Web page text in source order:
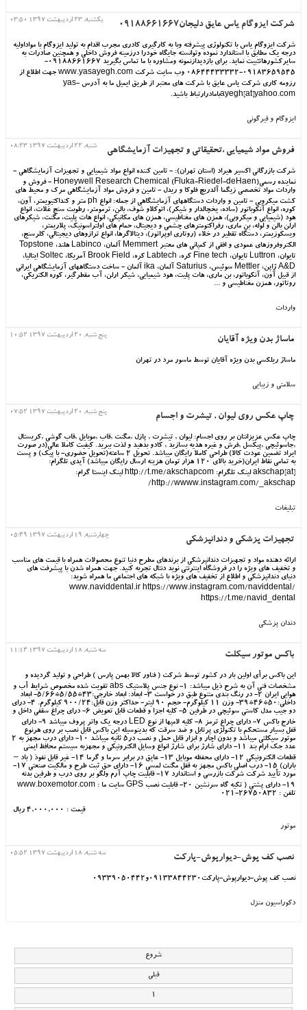
یکشنبه, 23 ارديبهشت 1397 03:50 شرکت ایزوگام یاس عایق دلیجان09188661667
شرکت ایزوگام یاس با تکنولوژی پیشرفته وبا به کارگیری کادری مجرب اقدام به تولید ایزوگام با مواداولیه
درجه یک مطابق با استاندارد نموده وتوانسته جایگاه خودرا درزمینه فروش داخلی و همچنین صادرات به
سایرکشورهاتثبیت نماید. برای بازدیدازنمونه ومشاوره با ما تماس بگیرید 09188661667-
09183659545-08644433332 وب سایت شرکت www.yasayegh.com جهت اطلاع از
رزومه کاری شرکت یاس عایق با شرکت های معتبر از طریق ایمیل ما به آدرس yas-
ayegh[at]yahoo.comبامادرارتباط باشید.
ایزوگام و قیرگونی
شنبه, 22 ارديبهشت 1397 08:23 فروش مواد شیمیایی ،تحقیقاتی و تجهیزات آزمایشگاهی
شرکت بازرگانی اکسیر هیراد (استان تهران): - تامین کننده انواع مواد شیمیایی و تجهیزات آزمایشگاهی -
نماینده رسمی(Honeywell Research Chemical (Fluka-Riedel-deHaen - فروش و
واردات مواد تخصصی زیگما آلدریچ فلوکا و ریدل - تامین و فروش مواد آزمایشگاهی مرک و محیط های
کشت میکروبی - تامین و واردات دستگاههای آزمایشگاهی از جمله: انواع ph متر و کنداکتیویمتر، آون،
کوره، انواع آنکوباتور (ساده، یخچالدار و شیکر)، اتوکلاو شوف، بالن، ترمومتر، رطوبت سنج غلات، انواع
هود (شیمیایی و میکروبی)، همزن های مغناطیسی، همزن های مکانیکی، انواع هات پلیت، مگنت، شیکرهای
ارلن بالن و لوله، بن ماری، رفراکتومترهای چشمی و دیجیتال، حمام های اولتراسونیک، پلاریمتر،
ویسکوزیمتر، دستگاه تقطیر در خلاء (روتاری اوپراتور)، دیتالاگرها، انواع ترازوهای دیجیتالی، کلرسنج،
الکتروفروزهای عمودی و افقی از کمپانی های معتبر Memmert آلمان، Labinco هلند، Topstone
تایوان، Luttron تایوان، Fine tech کره، Labtech کره، Brook Field آمریکا، Soltec ایتالیا،
A&D ژاپن، Mettler سوئیس، Saturius آلمان، ika ‌آلمان - ساخت دستگاههای آزمایشگاهی ایرانی
از قبیل آون، آنکوباتور، بن ماری، هات پلیت، هود شیمیایی، شیکر ارلن، آب مقطرگیر، کوره الکتریکی،
روتاتور، همزن مغناطیسی و ...
واردات
پنج شنبه, 20 ارديبهشت 1397 10:52 ماساژ بدن ویژه آقایان
ماساژ ریلکسی بدن ویژه آقایان توسط ماسور مرد در تهران
سلامتی و زیبایی
پنج شنبه, 20 ارديبهشت 1397 07:52 چاپ عکس روي ليوان , تيشرت و اجسام
چاپ عکس عزيزانتان بر روي اجسام: ليوان , تيشرت , پازل ,مگنت ,قاب ,موبايل ,قاب گوشي ,کريستال
,جاسوئيچي ,پيکسل ,فرش و غيره هديه بسازيد , کادو بدهيد و لذت ببريد. کيفيت کاملا عالي(در صورت
ايراد تضمين عودت کالا) طراحي کاملا رايگان ميباشد. تحويل 2 ساعته(تحويل حضوري- با پيک) و پست
به تمامي نقاط ايران(خريد بالاي 120 هزار تومان هزينه ارسال رايگان ميباشد) آيدي تلگرام:
[at]akschap لينک تلگرام: http://t.me/akschapcom لينک اينستا گرام:
http://wwww.instagram.com/_akschap/
تبلیغات
چهارشنبه, 19 ارديبهشت 1397 05:49 تجهیزات پزشکی و دندانپزشکی
ارائه دهنده مواد و تجهیزات دندانپرشکی از برندهای مطرح دنیا تنوع محصولات همراه با قیمت های مناسب
و تخفیف های ویژه را در فروشگاه اینترنتی نوید دنتال تجربه کنید. جهت همراه شدن با پیشرفت های
دنیای دندانپزشکی و اطلاع از تخفیف های ویژه با شبکه های اجتماعی ما همراه شوید:
www.naviddental.ir https://www.instagram.com/naviddental/
https://t.me/navid_dental
دندان پزشکی
سه شنبه, 18 ارديبهشت 1397 11:14 باکس موتور سیکلت
این باکس برأی اولین بار در کشور توسط شرکت ( فناور کالا بهمن پارس ) طراحی و تولید گردیده و
مشخصات فنی آن به شرح ذیل میباشد: ١- نوع جنس پلاستیک abs تقویت شده مخصوص شرایط أب و
هوایی ایران ٢- در رنگ بندی متنوع طبق در خواست ٣- ابعاد: ابعاد خارجی:43*5/55*5/66- ابعاد
داخلی:50*46*39- وزن 11 کیلوگرم- حجم 90 لیتر- حداکثر وزن قابل:900/24 کیلوگرم. ٤- درای
دو جیب مدل کاستی سوئیچی در طرفین ٥- کلیه اجزا و قطعات قابل تعویض ٦- درای چراغ سقفی داخل و
خارج باکس ٧- دارای چراغ ترمز ٨- کلیه لامپها از نوع LED درجه یک واتر پروف میباشد ٩- دارای
قفل بسیار مستحکم با تکنولژی پرتابل و ضد سرقت که بدینوسیله این باکس قابل نصب بر روی هرنوع
موتور سیکلتی میباشد و بدون اچار و ابزار قابل حمل و نصب در٥ ثانیه میباشد ١0- دارای درب مجهز به ٢
عدد جک ارام بند ١١- دارای شارژ برای شارژ انواع وسایل الکترونیکی و مجهزبه سیستم محافظ ایمنی
قطعات الکترونیکی 12- دارای محفظه موبایل ١3- عایق در برابر سرما و گرما ١4- غیر قابل نفوذ ( باد –
باران) ١5- درب اصلی باکس مجهز به قفل مگنت لمسی ١6- دارای حق ثبت طرح و مالکیت صنعتی ١7-
مورد تأیید شرکت شرکت بازرسی و استاندارد ١7- قابلیت چاپ آرم ولگو بر روی درب و طرفین بدنه
١٩- دارای پشتی ( تکیه گاه سرنشین ٢٠- قابلیت نصب GPS سایت ما : www.boxemotor.com
تلفن : 26750832-021
قیمت : 4,000,000 ریال
موتور
سه شنبه, 18 ارديبهشت 1397 05:52 نصب کف پوش-دیوارپوش-پارکت
نصب کف پوش-دیوارپوش-پارکت09133844230و09339050442
دکوراسیون منزل
شروع
قبلی
1